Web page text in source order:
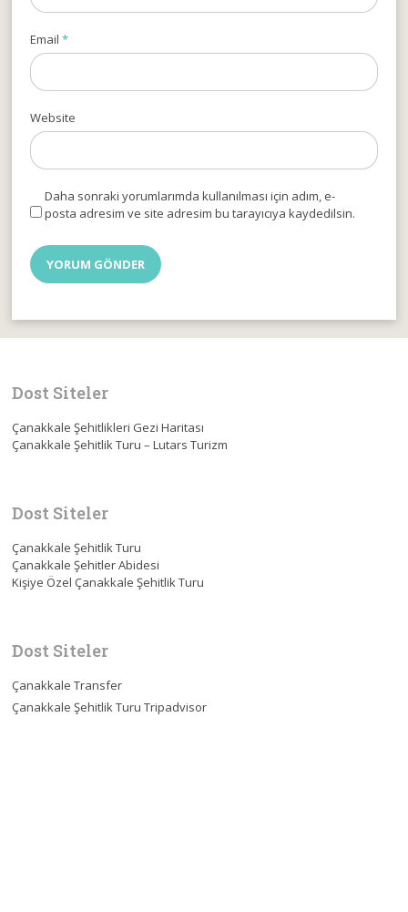
Email*
Website
Daha sonraki yorumlarımda kullanılması için adım, e-
posta adresim ve site adresim bu tarayıcıya kaydedilsin.
Dost Siteler
Çanakkale Şehitlikleri Gezi Haritası
Çanakkale Şehitlik Turu – Lutars Turizm
Dost Siteler
Çanakkale Şehitlik Turu
Çanakkale Şehitler Abidesi
Kişiye Özel Çanakkale Şehitlik Turu
Dost Siteler
Çanakkale Transfer
Çanakkale Şehitlik Turu Tripadvisor